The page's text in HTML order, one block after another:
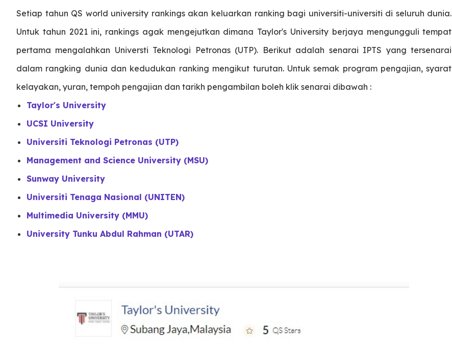
Setiap tahun QS world university rankings akan keluarkan ranking bagi universiti-universiti di seluruh dunia.
Untuk tahun 2021 ini, rankings agak mengejutkan dimana Taylor's University berjaya mengungguli tempat
pertama mengalahkan Universti Teknologi Petronas (UTP). Berikut adalah senarai IPTS yang tersenarai
dalam rangking dunia dan kedudukan ranking mengikut turutan. Untuk semak program pengajian, syarat
kelayakan, yuran, tempoh pengajian dan tarikh pengambilan boleh klik senarai dibawah :
Taylor's University
UCSI University
Universiti Teknologi Petronas (UTP)
Management and Science University (MSU)
Sunway University
Universiti Tenaga Nasional (UNITEN)
Multimedia University (MMU)
University Tunku Abdul Rahman (UTAR)